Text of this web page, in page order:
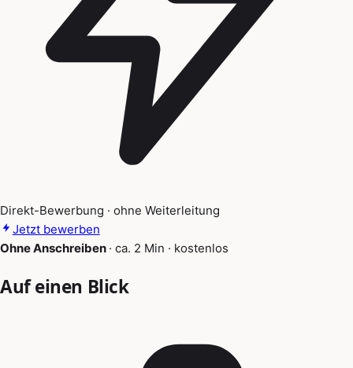
Direkt-Bewerbung · ohne Weiterleitung
Jetzt bewerben
Ohne Anschreiben · ca. 2 Min · kostenlos
Auf einen Blick